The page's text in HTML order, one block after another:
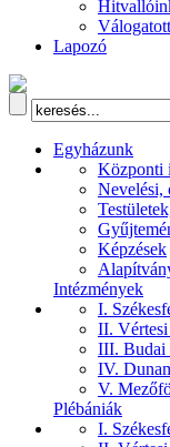
Lapozó
Egyházunk
Központi
Nevelési,
Képzések
Intézmények
I.
II.
III. Budai
IV.
V.
Plébániák
I.